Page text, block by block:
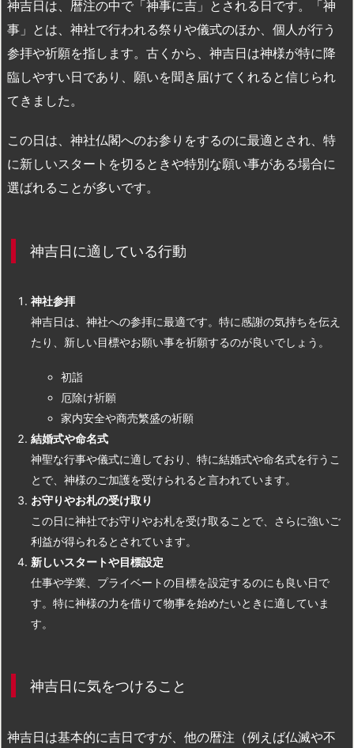
神吉日は、暦注の中で「神事に吉」とされる日です。「神
事」とは、神社で行われる祭りや儀式のほか、個人が行う
参拝や祈願を指します。古くから、神吉日は神様が特に降
臨しやすい日であり、願いを聞き届けてくれると信じられ
てきました。
この日は、神社仏閣へのお参りをするのに最適とされ、特
に新しいスタートを切るときや特別な願い事がある場合に
選ばれることが多いです。
神吉日に適している行動
神社参拝
神吉日は、神社への参拝に最適です。特に感謝の気持ちを伝え
たり、新しい目標やお願い事を祈願するのが良いでしょう。
初詣
厄除け祈願
家内安全や商売繁盛の祈願
結婚式や命名式
神聖な行事や儀式に適しており、特に結婚式や命名式を行うこ
とで、神様のご加護を受けられると言われています。
お守りやお札の受け取り
この日に神社でお守りやお札を受け取ることで、さらに強いご
利益が得られるとされています。
新しいスタートや目標設定
仕事や学業、プライベートの目標を設定するのにも良い日で
す。特に神様の力を借りて物事を始めたいときに適していま
す。
神吉日に気をつけること
神吉日は基本的に吉日ですが、他の暦注（例えば仏滅や不